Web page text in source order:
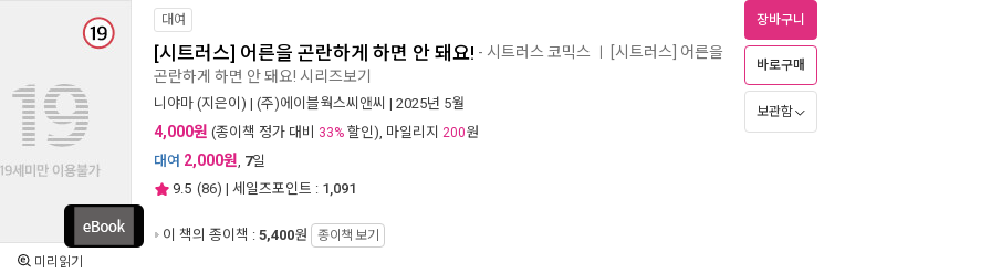
미리읽기
대여
[시트러스] 어른을 곤란하게 하면 안 돼요! - 시트러스 코믹스 [시트러스] 어른을
곤란하게 하면 안 돼요! 시리즈보기
니야마 (지은이) | (주)에이블웍스씨앤씨 | 2025년 5월
4,000원 (종이책 정가 대비 33% 할인), 마일리지 200원
대여 2,000원, 7일
9.5 (86) | 세일즈포인트 : 1,091
이 책의 종이책 : 5,400원 종이책 보기
장바구니
바로구매
보관함